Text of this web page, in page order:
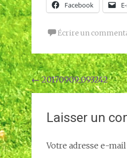
Facebook
Écrire un
Navigation
de
l'article
←20170909_093242
Laisser un
Votre adresse e-